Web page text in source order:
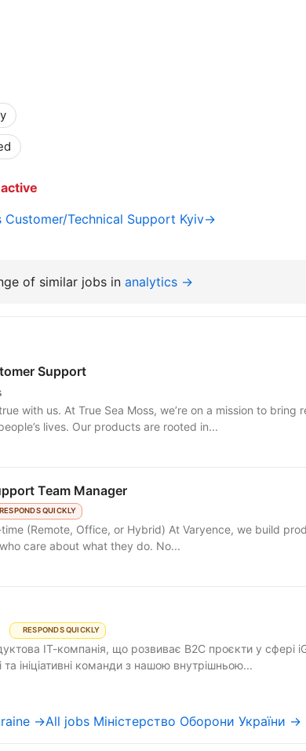
Customer/Technical Support Kyiv→
of similar jobs in analytics →
Support
with us. At True Sea Moss, we’re on a mission to bring
lives. Our products are rooted in...
Team Manager
RESPONDS QUICKLY
or Hybrid) At Varyence, we build products for
care about what they do. No...
RESPONDS QUICKLY
ІТ-компанія, що розвиває B2C проєкти у сфері
та ініціативні команди з нашою внутрішньою...
→All jobs Міністерство Оборони України →